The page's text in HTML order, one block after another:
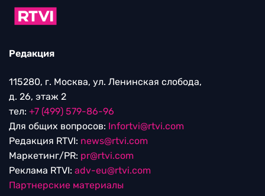
Редакция
115280, г. Москва, ул. Ленинская слобода,
д. 26, этаж 2
тел: +7 (499) 579-86-96
Для общих вопросов: Infortvi@rtvi.com
Редакция RTVI: news@rtvi.com
Маркетинг/PR: pr@rtvi.com
Реклама RTVI: adv-eu@rtvi.com
Партнерские материалы